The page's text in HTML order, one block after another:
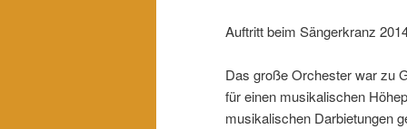
Auftritt beim Sängerkranz
Das große Orchester war zu
für einen musikalischen
musikalischen Darbietungen